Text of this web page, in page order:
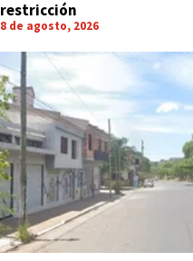
restricción
8 de agosto, 2026